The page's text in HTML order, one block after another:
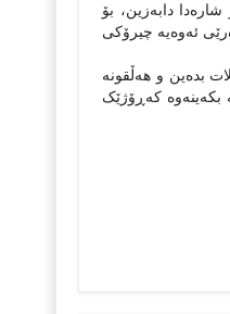
دابەزین، بۆ
ئەوەیە چیرۆکی
بدەین و هەڵقونە
کەڕۆژێک